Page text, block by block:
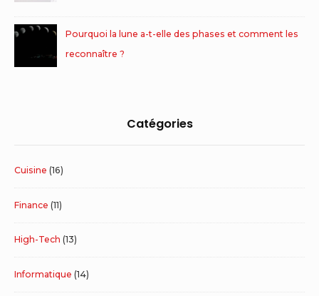
Pourquoi la lune a-t-elle des phases et comment les
reconnaître ?
Catégories
Cuisine (16)
Finance (11)
High-Tech (13)
Informatique (14)